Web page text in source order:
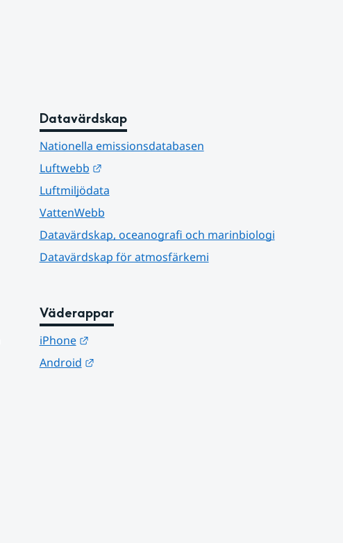
Datavärdskap
Nationella emissionsdatabasen
Luftwebb
Länk till annan webbplats.
Luftmiljödata
VattenWebb
Datavärdskap, oceanografi och marinbiologi
Datavärdskap för atmosfärkemi
Väderappar
iPhone
Länk till annan webbplats.
Android
Länk till annan webbplats.